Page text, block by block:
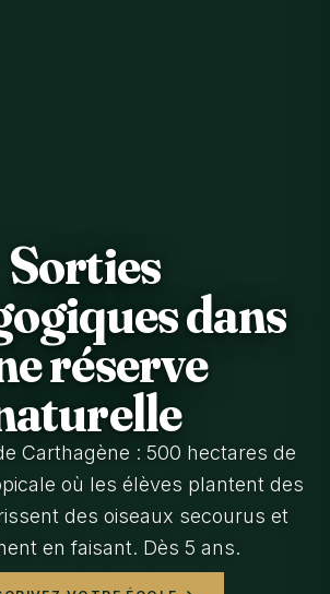
Sorties
dans
réserve
Carthagène : 500 hectares de
où les élèves plantent des
des oiseaux secourus et
en faisant. Dès 5 ans.